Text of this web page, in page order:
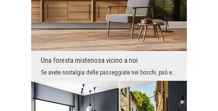
Una foresta misteriosa vicino a noi
Se avete nostalgia delle passeggiate nei boschi, può essere una buona idea mettere un fotomurale ...